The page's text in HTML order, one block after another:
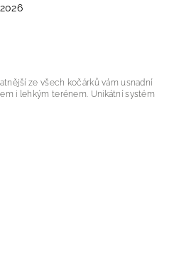
ze všech kočárků vám usnadní
i lehkým terénem. Unikátní systém